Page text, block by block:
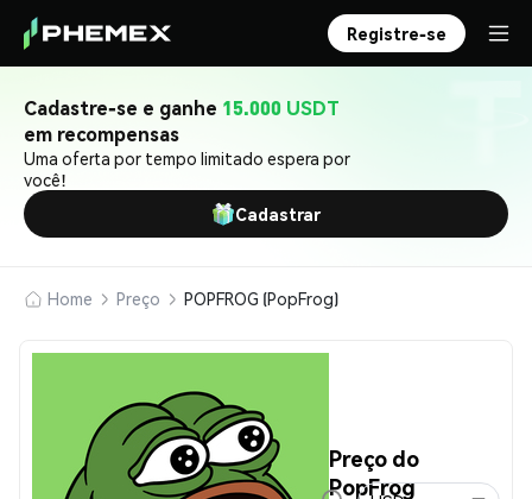
Registre-se
Cadastre-se e ganhe 15.000 USDT
em recompensas
Uma oferta por tempo limitado espera por
você!
Cadastrar
Home Preço POPFROG (PopFrog)
Preço do
PopFrog